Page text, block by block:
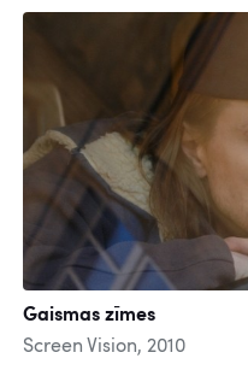
Gaismas zīmes
Screen Vision, 2010